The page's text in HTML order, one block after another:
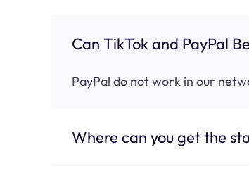
Can TikTok and PayPal
PayPal do not work in our
Where can you get the